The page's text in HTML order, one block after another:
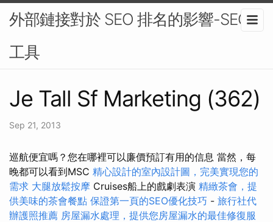
外部鏈接對於 SEO 排名的影響-SEO
工具
Je Tall Sf Marketing (362)
Sep 21, 2013
巡航便宜嗎？您在哪裡可以廉價預訂有用的信息 當然，每
晚都可以看到MSC 精心設計的室內設計圖，完美實現您的
需求 大腿放鬆按摩 Cruises船上的戲劇表演 精緻茶會，提
供美味的茶會餐點 保證第一頁的SEO優化技巧 - 旅行社代
辦護照推薦 房屋漏水處理，提供您房屋漏水的最佳修復服